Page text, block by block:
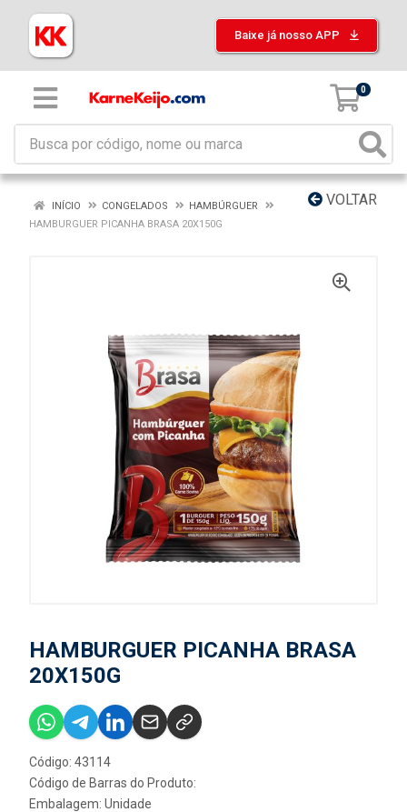
Baixe já nosso APP
0
VOLTAR
INÍCIO CONGELADOS
HAMBÚRGUER
HAMBURGUER PICANHA BRASA 20X150G
HAMBURGUER PICANHA BRASA
20X150G
Código: 43114
Código de Barras do Produto:
Embalagem: Unidade